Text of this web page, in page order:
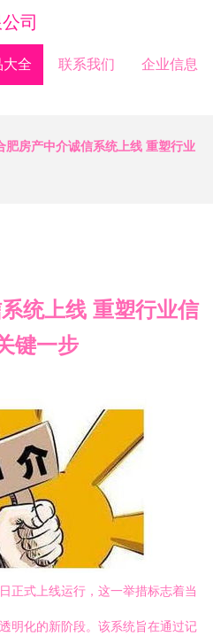
司
大全 联系我们 企业信息
肥房产中介诚信系统上线 重塑行业
统上线 重塑行业信
键一步
正式上线运行，这一举措标志着当
明化的新阶段。该系统旨在通过记